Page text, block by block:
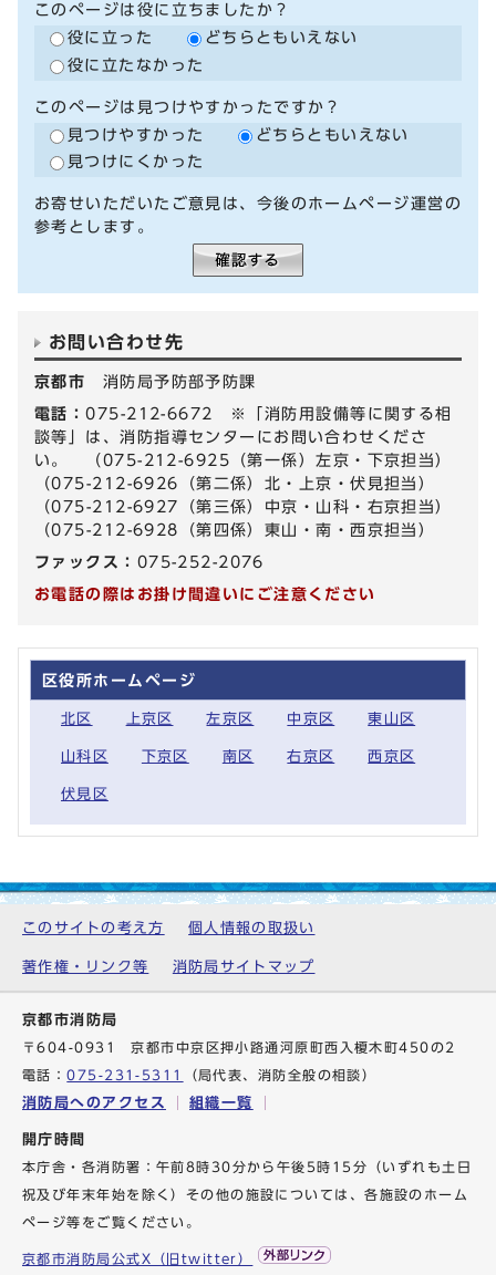
このページは役に立ちましたか？
役に立った
どちらともいえない
役に立たなかった
このページは見つけやすかったですか？
見つけやすかった
どちらともいえない
見つけにくかった
お寄せいただいたご意見は、今後のホームページ運営の
参考とします。
お問い合わせ先
京都市 消防局予防部予防課
電話：075-212-6672 ※「消防用設備等に関する相
談等」は、消防指導センターにお問い合わせくださ
い。 （075-212-6925（第一係）左京・下京担当）
（075-212-6926（第二係）北・上京・伏見担当）
（075-212-6927（第三係）中京・山科・右京担当）
（075-212-6928（第四係）東山・南・西京担当）
ファックス： 075-252-2076
お電話の際はお掛け間違いにご注意ください
区役所ホームページ
北区 上京区 左京区 中京区 東山区
山科区 下京区 南区 右京区 西京区
伏見区
このサイトの考え方 個人情報の取扱い
著作権・リンク等 消防局サイトマップ
京都市消防局
〒604-0931 京都市中京区押小路通河原町西入榎木町450の2
電話：075-231-5311 （局代表、消防全般の相談）
消防局へのアクセス 組織一覧
開庁時間
本庁舎・各消防署：午前8時30分から午後5時15分（いずれも土日
祝及び年末年始を除く）その他の施設については、各施設のホーム
ページ等をご覧ください。
京都市消防局公式X（旧twitter）